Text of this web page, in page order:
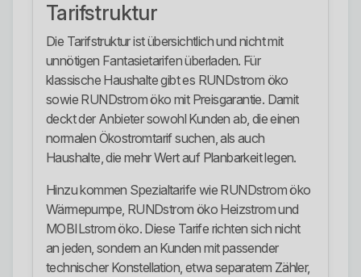
Tarifstruktur
Die Tarifstruktur ist übersichtlich und nicht mit
unnötigen Fantasietarifen überladen. Für
klassische Haushalte gibt es RUNDstrom öko
sowie RUNDstrom öko mit Preisgarantie. Damit
deckt der Anbieter sowohl Kunden ab, die einen
normalen Ökostromtarif suchen, als auch
Haushalte, die mehr Wert auf Planbarkeit legen.
Hinzu kommen Spezialtarife wie RUNDstrom öko
Wärmepumpe, RUNDstrom öko Heizstrom und
MOBILstrom öko. Diese Tarife richten sich nicht
an jeden, sondern an Kunden mit passender
technischer Konstellation, etwa separatem Zähler,